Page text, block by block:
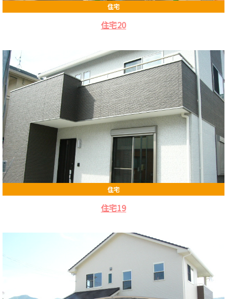
住宅
住宅20
住宅
住宅19